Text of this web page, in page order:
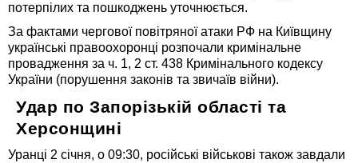
потерпілих та пошкоджень уточнюється.
За фактами чергової повітряної атаки РФ на Київщину
українські правоохоронці розпочали кримінальне
провадження за ч. 1, 2 ст. 438 Кримінального кодексу
України (порушення законів та звичаїв війни).
Удар по Запорізькій області та
Херсонщині
Уранці 2 січня, о 09:30, російські військові також завдали